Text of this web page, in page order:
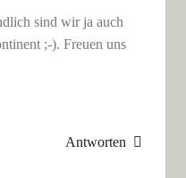
sind wir ja auch
;-). Freuen uns
Antworten